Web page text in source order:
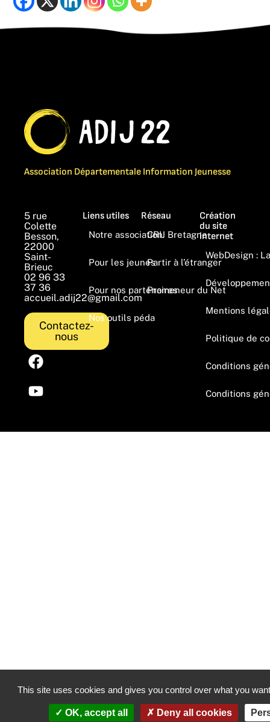
Association Départementale Information Jeunesse
5 rue
Colette
Besson,
22000
Saint-
Brieuc
02 96 33
37 36
accueil.adij22@gmail.com
Contactez-
nous
Liens utiles
Notre association
Pour les jeunes
Pour nos partenaires
Nos outils péda
Réseau
CRIJ Bretagne
Partir à l’étranger
Promeneur du Net
Création
du site
internet
WebDesign :
Mentions
Politique de
Conditions
Conditions
This site uses cookies and gives you control over what you
OK, accept all Deny all cookies